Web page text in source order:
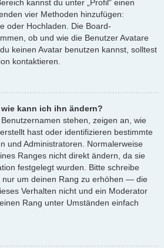
kannst du unter „Profil“ einen
vier Methoden hinzufügen:
oder Hochladen. Die Board-
ob und wie die Benutzer Avatare
keinen Avatar benutzen kannst, solltest
kontaktieren.
kann ich ihn ändern?
stehen, zeigen an, wie
hast oder identifizieren bestimmte
und Administratoren. Normalerweise
Ranges nicht direkt ändern, da sie
festgelegt wurden. Bitte schreibe
nur um deinen Rang zu erhöhen — die
Verhalten nicht und ein Moderator
Rang unter Umständen einfach